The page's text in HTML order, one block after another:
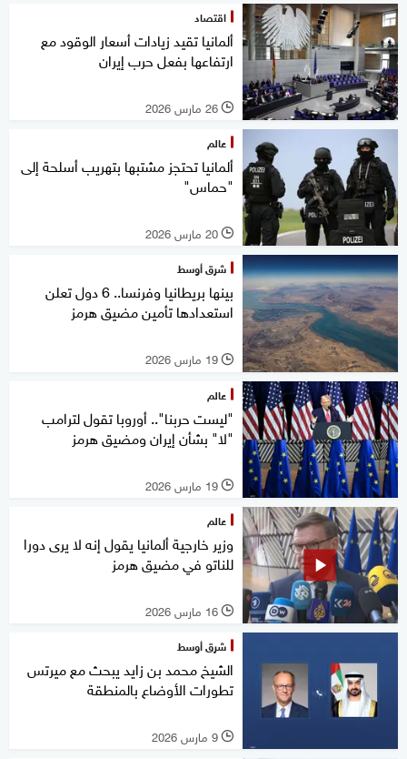
اقتصاد
ألمانيا تقيد زيادات أسعار الوقود مع
ارتفاعها بفعل حرب إيران
l 26 مارس 2026
عالم
ألمانيا تحتجز مشتبها بتهريب أسلحة إلى
"حماس"
l 20 مارس 2026
شرق أوسط
بينها بريطانيا وفرنسا.. 6 دول تعلن
استعدادها تأمين مضيق هرمز
l 19 مارس 2026
عالم
"ليست حربنا".. أوروبا تقول لترامب
"لا" بشأن إيران ومضيق هرمز
l 19 مارس 2026
عالم
وزير خارجية ألمانيا يقول إنه لا يرى دورا
للناتو في مضيق هرمز
l 16 مارس 2026
شرق أوسط
الشيخ محمد بن زايد يبحث مع ميرتس
تطورات الأوضاع بالمنطقة
l 9 مارس 2026